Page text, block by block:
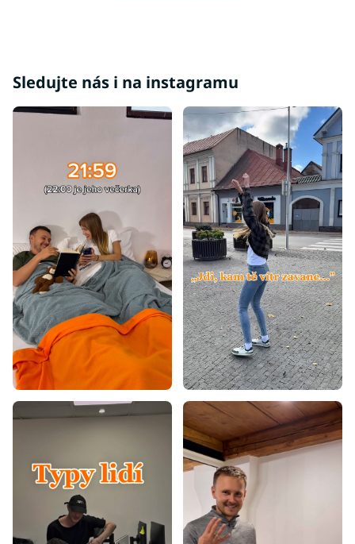
Matrace 100x180
Matrace 100x190
Matrace 110x190
Matrace 110x200
Matrace 120x180
Matrace 120x190
Matrace 130x200
Matrace 140x180
Matrace 140x190
Matrace 150x190
Matrace 150x200
Matrace 160x180
Matrace 160x190
Matrace 160x195
Matrace 170x200
Matrace 190x200
Matrace 40x80
Matrace 40x90
Matrace 50x200
Matrace 60x110
Sledujte nás i na instagramu